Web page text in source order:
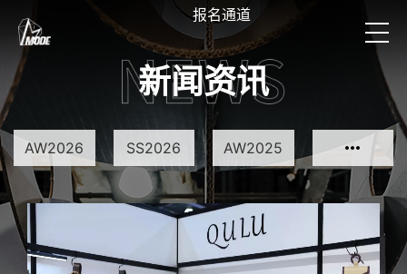
报名通道
新闻资讯
AW2026 SS2026 AW2025
SS2025 AW2024 SS2024 AW2023
SS2023 SS2022 AW2021